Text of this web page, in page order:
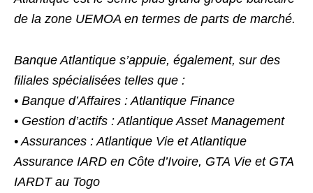
de la zone UEMOA en termes de parts de marché.
Banque Atlantique s’appuie, également, sur des
filiales spécialisées telles que :
• Banque d’Affaires : Atlantique Finance
• Gestion d’actifs : Atlantique Asset Management
• Assurances : Atlantique Vie et Atlantique
Assurance IARD en Côte d’Ivoire, GTA Vie et GTA
IARDT au Togo